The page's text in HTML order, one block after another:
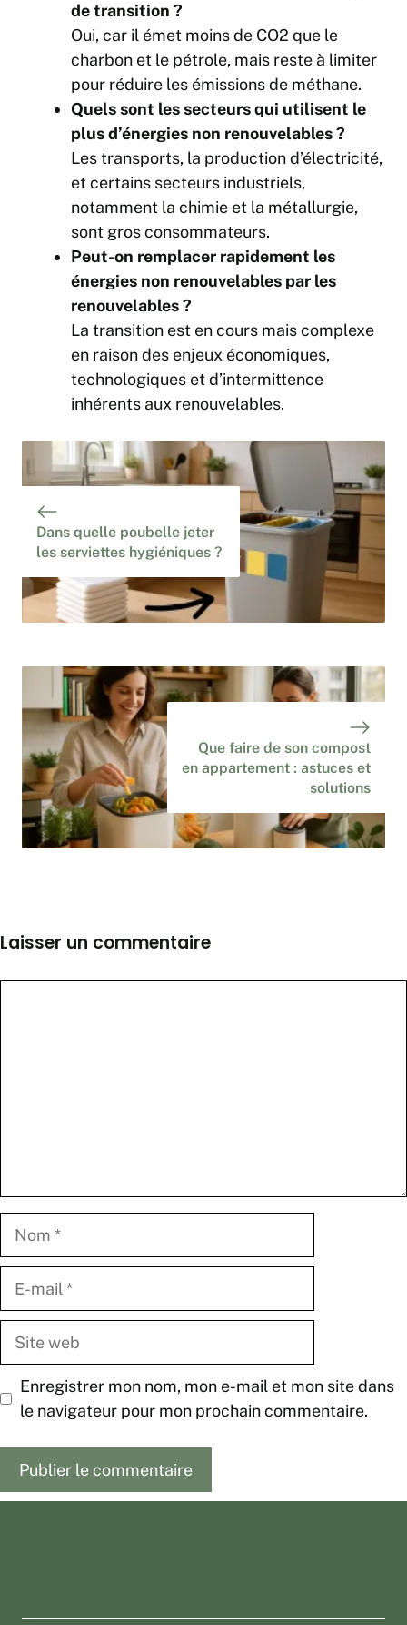
de transition ?
Oui, car il émet moins de CO2 que le
charbon et le pétrole, mais reste à limiter
pour réduire les émissions de méthane.
Quels sont les secteurs qui utilisent le
plus d’énergies non renouvelables ?
Les transports, la production d’électricité,
et certains secteurs industriels,
notamment la chimie et la métallurgie,
sont gros consommateurs.
Peut-on remplacer rapidement les
énergies non renouvelables par les
renouvelables ?
La transition est en cours mais complexe
en raison des enjeux économiques,
technologiques et d’intermittence
inhérents aux renouvelables.
Dans quelle poubelle jeter
les serviettes hygiéniques ?
Que faire de son compost
en appartement : astuces et
solutions
Laisser un commentaire
Nom
Site
Enregistrer mon nom, mon e-mail et mon site dans
le navigateur pour mon prochain commentaire.